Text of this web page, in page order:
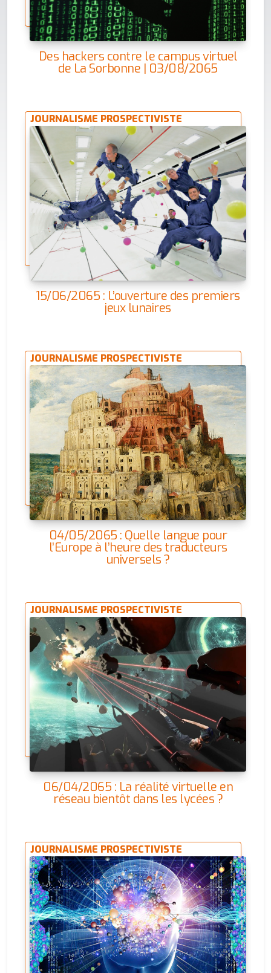
Des hackers contre le campus virtuel
de La Sorbonne | 03/08/2065
JOURNALISME PROSPECTIVISTE
15/06/2065 : L’ouverture des premiers
jeux lunaires
JOURNALISME PROSPECTIVISTE
04/05/2065 : Quelle langue pour
l’Europe à l’heure des traducteurs
universels ?
JOURNALISME PROSPECTIVISTE
06/04/2065 : La réalité virtuelle en
réseau bientôt dans les lycées ?
JOURNALISME PROSPECTIVISTE